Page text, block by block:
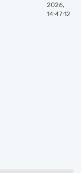
2026,
14:47:12